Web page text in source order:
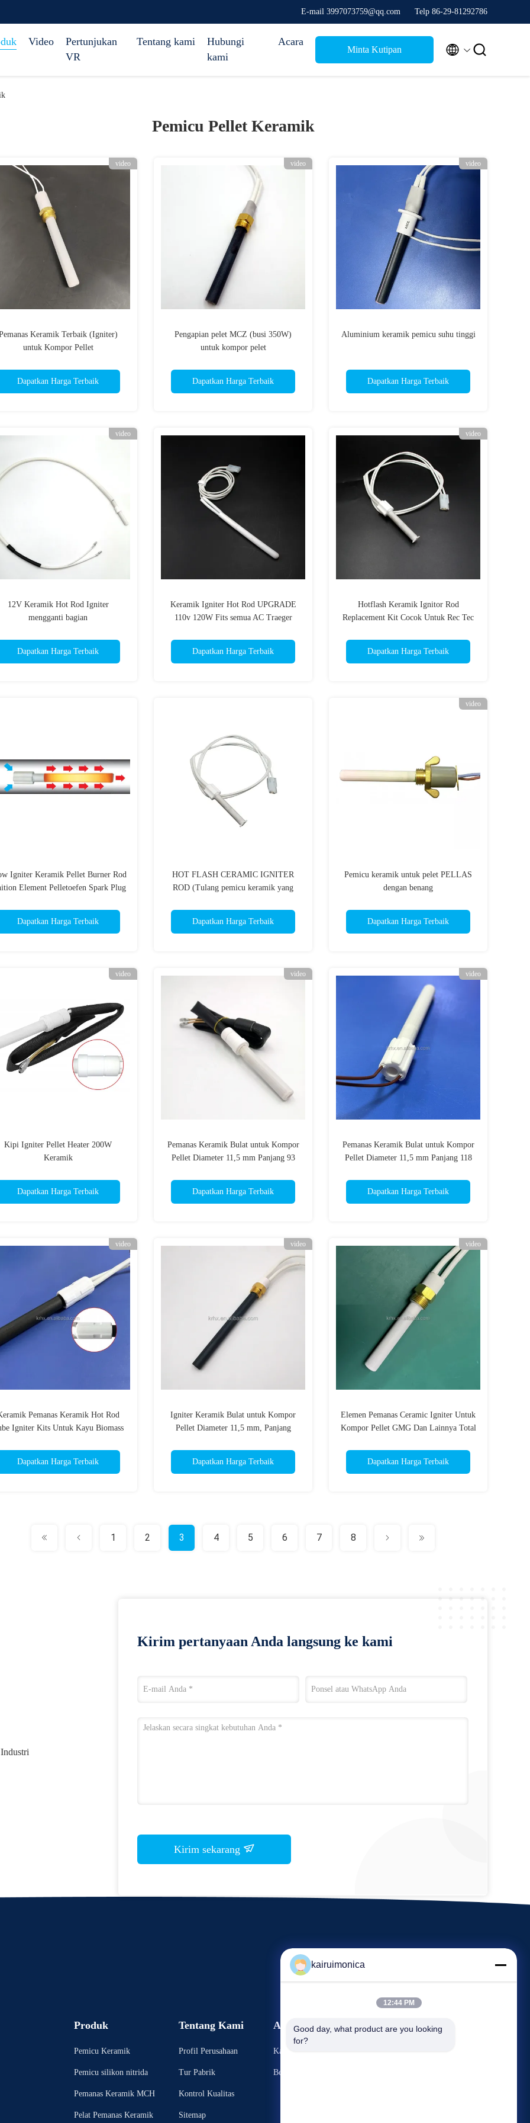
E-mail 3997073759@qq.com Telp 86-29-81292786
Video
Pertunjukan
VR
Tentang kami
Hubungi
kami
Acara
Minta Kutipan  
Pemicu Pellet Keramik
video
Keramik Terbaik (Igniter)
untuk Kompor Pellet
Dapatkan Harga Terbaik
video
Pengapian pelet MCZ (busi 350W)
untuk kompor pelet
Dapatkan Harga Terbaik
video
Aluminium keramik pemicu suhu tinggi
Dapatkan Harga Terbaik
video
12V Keramik Hot Rod Igniter
mengganti bagian
Dapatkan Harga Terbaik
Keramik Igniter Hot Rod UPGRADE
110v 120W Fits semua AC Traeger
Dapatkan Harga Terbaik
video
Hotflash Keramik Ignitor Rod
Replacement Kit Cocok Untuk Rec Tec
Dapatkan Harga Terbaik
Igniter Keramik Pellet Burner Rod
Element Pelletoefen Spark Plug
Dapatkan Harga Terbaik
HOT FLASH CERAMIC IGNITER
ROD (Tulang pemicu keramik yang
Dapatkan Harga Terbaik
video
Pemicu keramik untuk pelet PELLAS
dengan benang
Dapatkan Harga Terbaik
video
Kipi Igniter Pellet Heater 200W
Keramik
Dapatkan Harga Terbaik
video
Pemanas Keramik Bulat untuk Kompor
Pellet Diameter 11,5 mm Panjang 93
Dapatkan Harga Terbaik
video
Pemanas Keramik Bulat untuk Kompor
Pellet Diameter 11,5 mm Panjang 118
Dapatkan Harga Terbaik
video
Pemanas Keramik Hot Rod
Igniter Kits Untuk Kayu Biomass
Dapatkan Harga Terbaik
video
Igniter Keramik Bulat untuk Kompor
Pellet Diameter 11,5 mm, Panjang
Dapatkan Harga Terbaik
video
Elemen Pemanas Ceramic Igniter Untuk
Kompor Pellet GMG Dan Lainnya Total
Dapatkan Harga Terbaik
1 2 3 4 5 6 7 8
Kirim pertanyaan Anda langsung ke kami
Kirim sekarang
Produk
Pemicu Keramik
Pemicu silikon nitrida
Pemanas Keramik MCH
Pelat Pemanas Keramik
Tentang Kami
Profil Perusahaan
Tur Pabrik
Kontrol Kualitas
Sitemap
Acara
Kasus-kasus
Berita
Minta Kutipan
kairuimonica
12:44 PM
Good day, what product are you looking
for?